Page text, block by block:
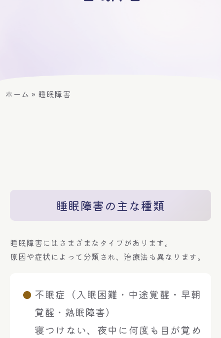
ホーム » 睡眠障害
睡眠障害の主な種類
睡眠障害にはさまざまなタイプがあります。
原因や症状によって分類され、治療法も異なります。
不眠症（入眠困難・中途覚醒・早朝
覚醒・熟眠障害）
寝つけない、夜中に何度も目が覚め